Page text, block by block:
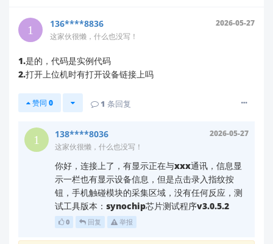
进行环境配置和代码集成。
✅ 操作建议 ：
🔗
https://h.hlktech.com/Mobile/Download
→ 搜索“HLK-ZW101”
包”（通常包含 ZWDemo_Full_Vx.x.zip
⚠️ 注意：若下载的压缩包内仅含协议文件，请
检查是否误下载了"协议说明文档"而非完整
SDK。完整 Demo 项目应包含 .ino /.c主
程序文件、依赖库及使用说明。
问题2：ZWDemo_2022080316 测
136****8836
2026-05-27
这家伙很懒，什么也没写！
1.是的，代码是实例代码
2.打开上位机时有打开设备链接上吗
赞同 0 1 条回复
138****8036
2026-05-27
这家伙很懒，什么也没写！
你好，连接上了，有显示正在与xxx通讯，信息显
示一栏也有显示设备信息，但是点击录入指纹按
钮，手机触碰模块的采集区域，没有任何反应，测
试工具版本：synochip芯片测试程序v3.0.5.2
0 回复 举报